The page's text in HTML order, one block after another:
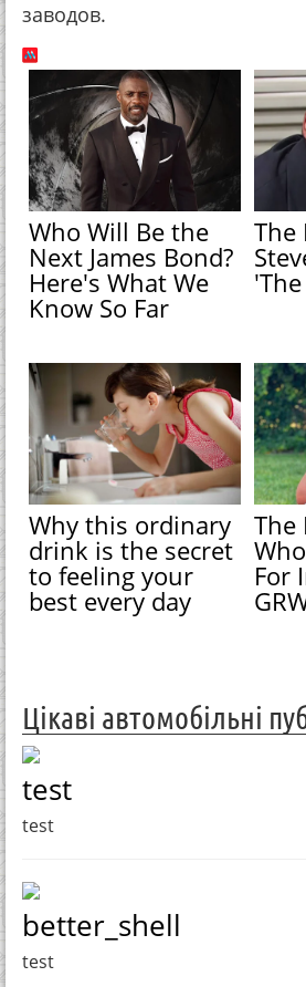
заводов.
Who Will Be the
Next James Bond?
Here's What We
Know So Far
The
Why this ordinary
drink is the secret
to feeling your
best every day
The
For
Цікаві автомобільні
test
test
better_shell
test